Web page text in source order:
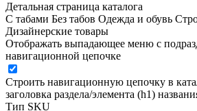
Детальная страница каталога
С табами Без табов Одежда и обувь
Дизайнерские товары
Отображать выпадающее меню с
навигационной цепочке
Строить навигационную цепочку в
заголовка раздела/элемента (h1)
Тип SKU